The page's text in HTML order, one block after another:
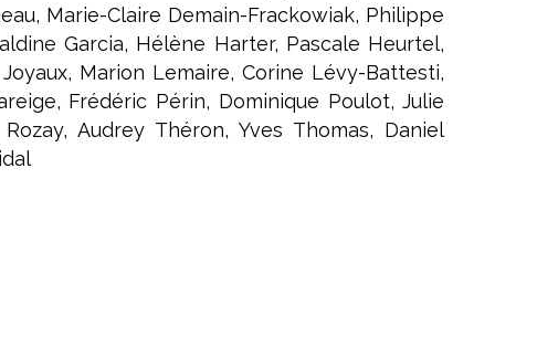
Marie-Claire Demain-Frackowiak, Philippe
Garcia, Hélène Harter, Pascale Heurtel,
Marion Lemaire, Corine Lévy-Battesti,
Frédéric Périn, Dominique Poulot, Julie
Audrey Théron, Yves Thomas, Daniel